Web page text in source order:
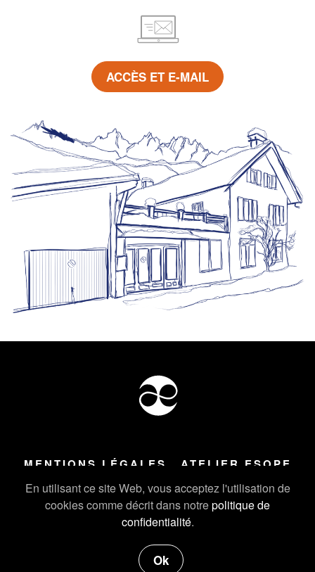
En utilisant ce site Web, vous acceptez l'utilisation de
cookies comme décrit dans notrepolitique de
confidentialité.
Ok
ACCÈS ET E-MAIL
MENTIONS LÉGALES ATELIER ESOPE